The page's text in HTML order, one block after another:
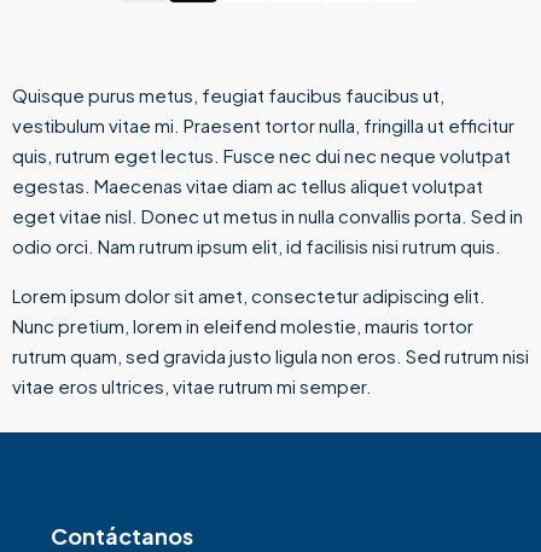
Quisque purus metus, feugiat faucibus faucibus ut,
vestibulum vitae mi. Praesent tortor nulla, fringilla ut efficitur
quis, rutrum eget lectus. Fusce nec dui nec neque volutpat
egestas. Maecenas vitae diam ac tellus aliquet volutpat
eget vitae nisl. Donec ut metus in nulla convallis porta. Sed in
odio orci. Nam rutrum ipsum elit, id facilisis nisi rutrum quis.
Lorem ipsum dolor sit amet, consectetur adipiscing elit.
Nunc pretium, lorem in eleifend molestie, mauris tortor
rutrum quam, sed gravida justo ligula non eros. Sed rutrum nisi
vitae eros ultrices, vitae rutrum mi semper.
Contáctanos